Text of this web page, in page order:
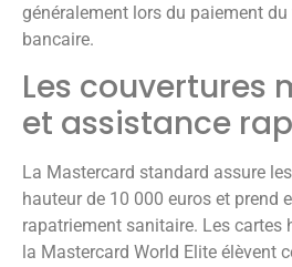
généralement lors du paiement
bancaire.
Les couvertures
et assistance
La Mastercard standard assure
hauteur de 10 000 euros et prend
rapatriement sanitaire. Les cartes
la Mastercard World Elite élèvent